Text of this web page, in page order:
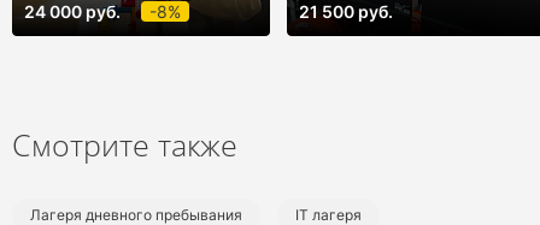
24 000 руб. -8% 21 500 руб.
Смотрите также
Лагеря дневного пребывания IT лагеря